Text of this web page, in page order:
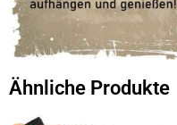
Ähnliche Produkte